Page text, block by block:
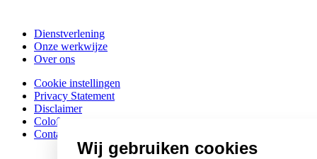
Dienstverlening
Onze werkwijze
Over ons
Cookie instellingen
Privacy Statement
Disclaimer
Colofon
Contact
Wij gebruiken cookies